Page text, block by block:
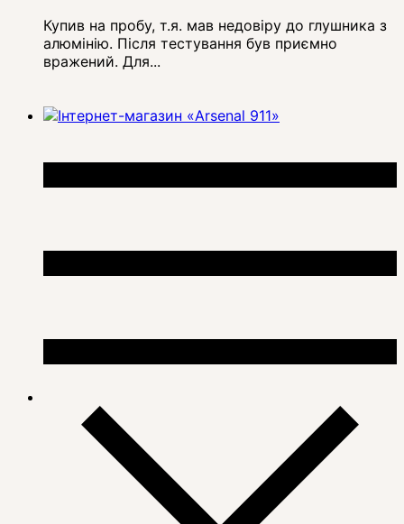
Купив на пробу, т.я. мав недовіру до глушника з
алюмінію. Після тестування був приємно
вражений. Для...